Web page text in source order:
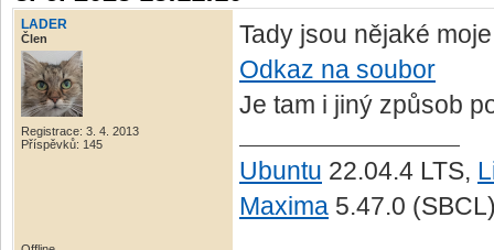
LADER
Člen
Registrace: 3. 4. 2013
Příspěvků: 145
Tady jsou nějaké
Odkaz na soubor
Je tam i jiný způsob
Ubuntu 22.04.4 LTS,
Maxima 5.47.0